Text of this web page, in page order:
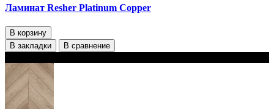
Ламинат Resher Platinum Copper
В корзину
В закладки
В сравнение